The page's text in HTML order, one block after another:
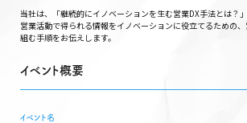
当社は、「継続的にイノベーションを生む営業DX手法とは？
営業活動で得られる情報をイノベーションに役立てるための
組む手順をお伝えします。
イベント概要
イベント名